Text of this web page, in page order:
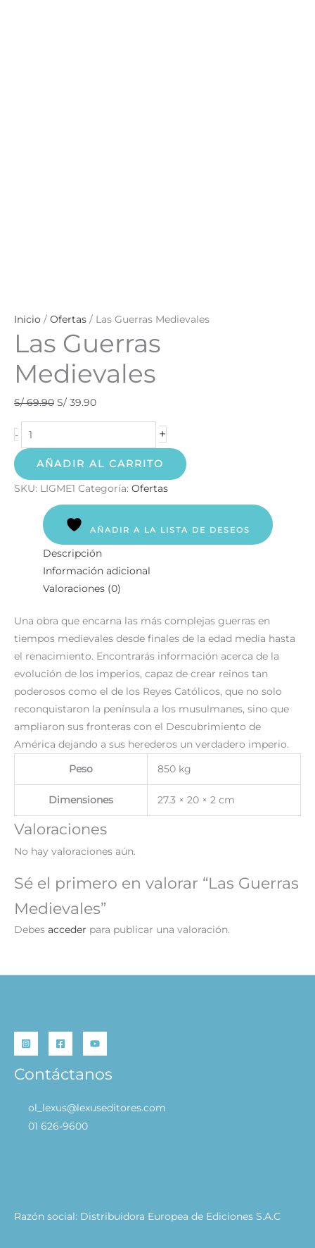
Inicio / Ofertas / Las Guerras Medievales
Las Guerras
Medievales
S/69.90 S/ 39.90
- +
AÑADIR AL CARRITO
SKU: LIGME1 Categoría: Ofertas
AÑADIR A LA LISTA DE DESEOS
Descripción
Información adicional
Valoraciones (0)
Una obra que encarna las más complejas guerras en
tiempos medievales desde finales de la edad media hasta
el renacimiento. Encontrarás información acerca de la
evolución de los imperios, capaz de crear reinos tan
poderosos como el de los Reyes Católicos, que no solo
reconquistaron la península a los musulmanes, sino que
ampliaron sus fronteras con el Descubrimiento de
América dejando a sus herederos un verdadero imperio.
Peso 850 kg
Dimensiones 27.3 × 20 × 2 cm
Valoraciones
No hay valoraciones aún.
Sé el primero en valorar “Las Guerras
Medievales”
Debes acceder para publicar una valoración.
Contáctanos
ol_lexus@lexuseditores.com
01 626-9600
Razón social: Distribuidora Europea de Ediciones S.A.C